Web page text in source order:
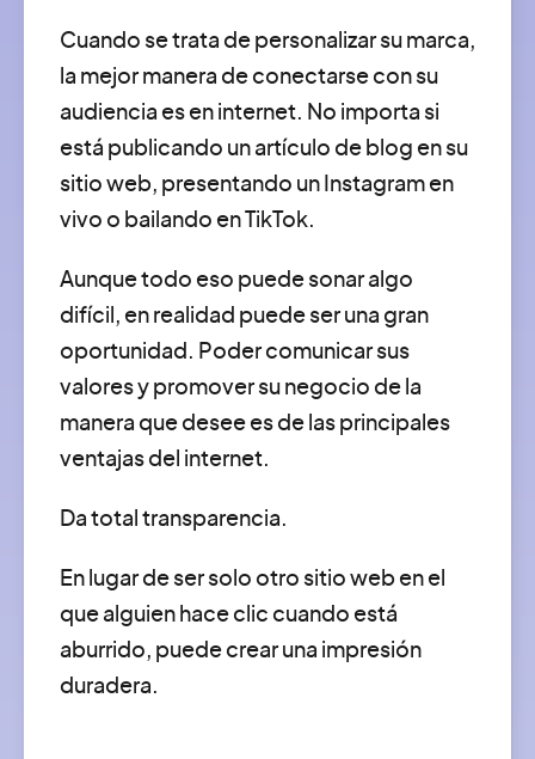
Cuando se trata de personalizar su marca,
la mejor manera de conectarse con su
audiencia es en internet. No importa si
está publicando un artículo de blog en su
sitio web, presentando un Instagram en
vivo o bailando en TikTok.
Aunque todo eso puede sonar algo
difícil, en realidad puede ser una gran
oportunidad. Poder comunicar sus
valores y promover su negocio de la
manera que desee es de las principales
ventajas del internet.
Da total transparencia.
En lugar de ser solo otro sitio web en el
que alguien hace clic cuando está
aburrido, puede crear una impresión
duradera.